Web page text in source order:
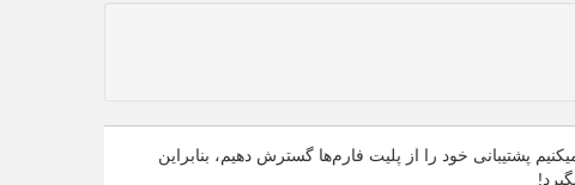
پشتیبانی خود را از پلیت فارم‌ها گسترش دهیم، بنابراین